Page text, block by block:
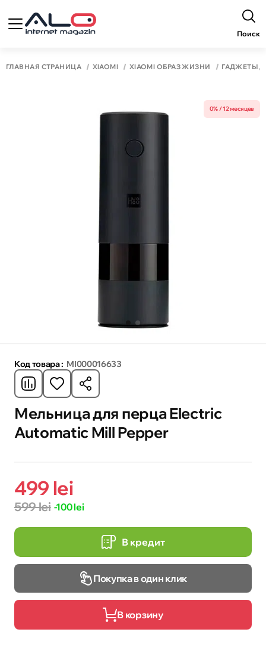
Поиск
ГЛАВНАЯ СТРАНИЦА XIAOMI XIAOMI ОБРАЗ ЖИЗНИ ГАДЖЕТЫ
0% / 12 месяцев
Код товара : MI000016633
Мельница для перца Electric
Automatic Mill Pepper
499 lei
599 lei -100 lei
В кредит
Покупка в один клик
В корзину